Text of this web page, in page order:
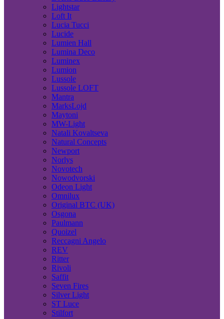
Lightstar
Loft It
Lucia Tucci
Lucide
Lumien Hall
Lumina Deco
Luminex
Lumion
Lussole
Lussole LOFT
Mantra
MarksLojd
Maytoni
MW-Light
Natali Kovaltseva
Natural Concepts
Newport
Norlys
Novotech
Nowodvorski
Odeon Light
Omnilux
Original BTC (UK)
Osgona
Paulmann
Quoizel
Reccagni Angelo
REV
Ritter
Rivoli
Saffit
Seven Fires
Silver Light
ST Luce
Stilfort